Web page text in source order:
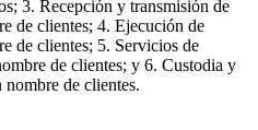
3. Recepción y transmisión de
de clientes; 4. Ejecución de
de clientes; 5. Servicios de
de clientes; y 6. Custodia y
de clientes.